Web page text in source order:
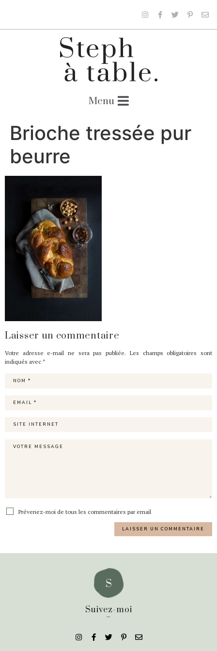
Brioche tressée pur
beurre
Laisser un commentaire
Votre adresse e-mail ne sera pas publiée. Les champs obligatoires sont
indiqués avec *
Prévenez-moi de tous les commentaires par email
Suivez-moi
_